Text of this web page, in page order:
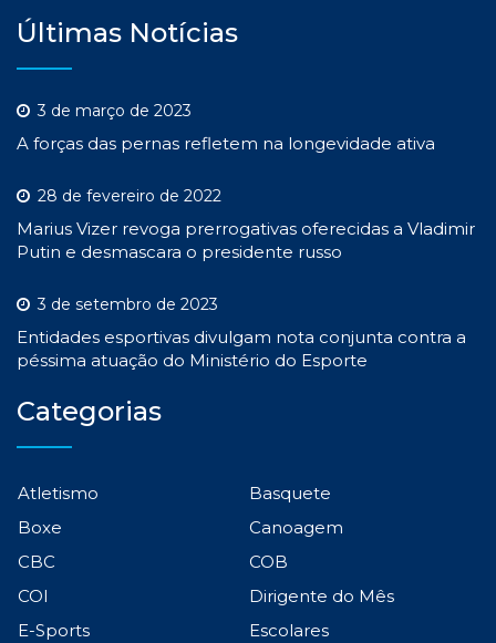
Últimas Notícias
3 de março de 2023
A forças das pernas refletem na longevidade ativa
28 de fevereiro de 2022
Marius Vizer revoga prerrogativas oferecidas a Vladimir
Putin e desmascara o presidente russo
3 de setembro de 2023
Entidades esportivas divulgam nota conjunta contra a
péssima atuação do Ministério do Esporte
Categorias
Atletismo
Basquete
Boxe
Canoagem
CBC
COB
COI
Dirigente do Mês
E-Sports
Escolares